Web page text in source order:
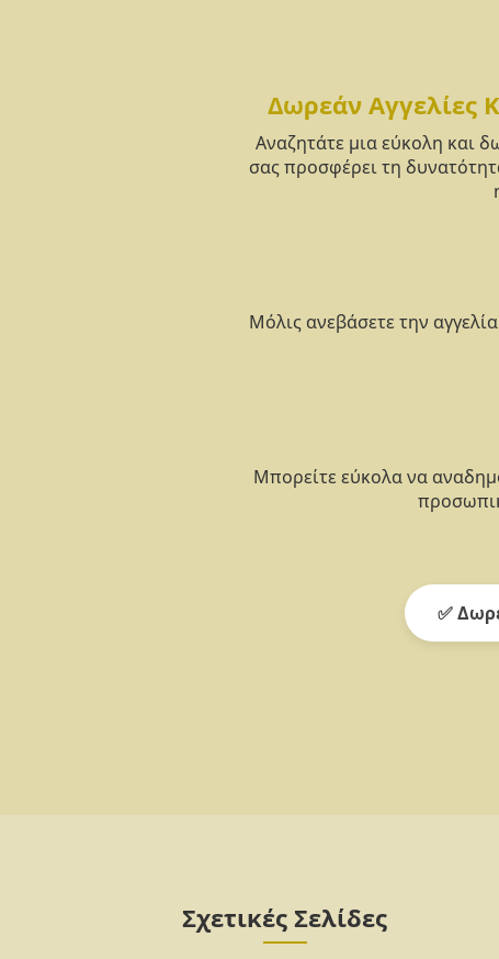
Δωρεάν Αγγελίες
Αναζητάτε μια εύκολη και
σας προσφέρει τη
Μόλις ανεβάσετε την
Μπορείτε εύκολα να
✅
Σχετικές Σελίδες